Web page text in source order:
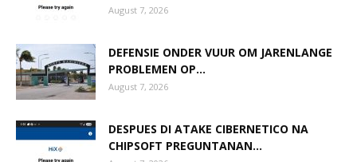
August 7, 2026
DEFENSIE ONDER VUUR OM JARENLANGE
PROBLEMEN OP...
August 7, 2026
DESPUES DI ATAKE CIBERNETICO NA
CHIPSOFT PREGUNTANAN...